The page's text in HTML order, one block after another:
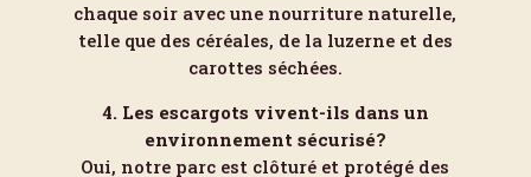
chaque soir avec une nourriture naturelle,
telle que des céréales, de la luzerne et des
carottes séchées.
4. Les escargots vivent-ils dans un
environnement sécurisé?
Oui, notre parc est clôturé et protégé des